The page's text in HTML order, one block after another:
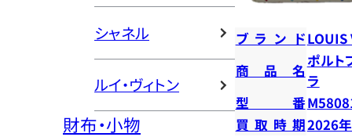
シャネル
ルイ・ヴィトン
財布・小物
ブランドLOUIS
商品名
ポルト
ラ
型番
買取時期2026